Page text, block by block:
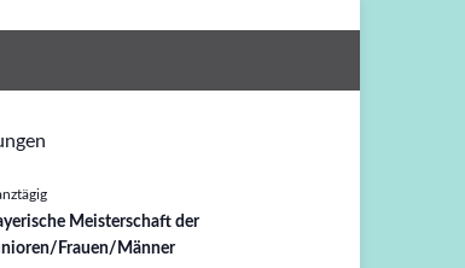
Meisterschaft der
Frauen/Männer